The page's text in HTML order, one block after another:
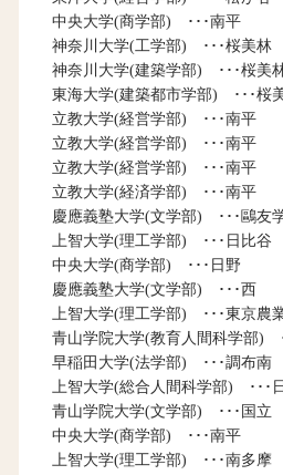
中央大学(商学部) ･･･南平
神奈川大学(工学部) ･･･桜美林
神奈川大学(建築学部) ･･･桜美
東海大学(建築都市学部) ･･･桜
立教大学(経営学部) ･･･南平
立教大学(経営学部) ･･･南平
立教大学(経営学部) ･･･南平
立教大学(経済学部) ･･･南平
慶應義塾大学(文学部) ･･･鷗友
上智大学(理工学部) ･･･日比谷
中央大学(商学部) ･･･日野
慶應義塾大学(文学部) ･･･西
上智大学(理工学部) ･･･東京農
青山学院大学(教育人間科学部)
早稲田大学(法学部) ･･･調布南
上智大学(総合人間科学部) ･･･
青山学院大学(文学部) ･･･国立
中央大学(商学部) ･･･南平
上智大学(理工学部) ･･･南多摩